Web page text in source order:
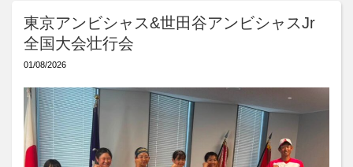
東京アンビシャス&世田谷アンビシャスJr
全国大会壮行会
01/08/2026